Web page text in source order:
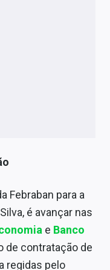
Febraban para a
é avançar nas
e Banco
de contratação de
regidas pelo